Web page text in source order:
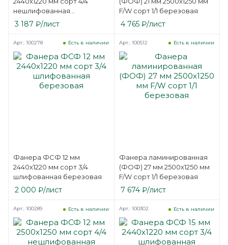
нешлифованная
березовая
3 187 ₽/лист
F/W сорт 1/1 березовая
4 765₽/лист
Фанера ФСФ 12 мм
2440х1220 мм сорт 3/4
шлифованная березовая
Есть в наличии
Арт.: 100278
2 000 ₽/лист
Фанера ламинированная
(ФОФ) 27 мм 2500х1250 мм
F/W сорт 1/1 березовая
Есть в наличии
Арт.: 100512
7 674₽/лист
Есть в наличии
Арт.: 100289 Есть в наличии
Арт.: 100302